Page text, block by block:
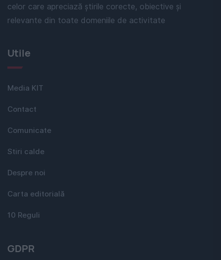
celor care apreciază știrile corecte, obiective și
relevante din toate domeniile de activitate
Utile
Media KIT
Contact
Comunicate
Stiri calde
Despre noi
Carta editorială
10 Reguli
GDPR